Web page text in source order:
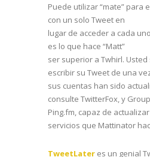
Puede utilizar “mate” para
con un solo Tweet en
lugar de acceder a cada
es lo que hace “Matt”
ser superior a Twhirl.
escribir su Tweet de una
sus cuentas han sido
consulte TwitterFox, y
Ping.fm, capaz de
servicios que Mattinator
TweetLater es un genial